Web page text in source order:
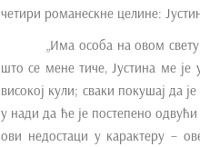
четири романескне целине:
„Има особа на овом
што се мене тиче, Јустина ме
високој кули; сваки покушај да
у нади да ће је постепено
ови недостаци у карактеру –